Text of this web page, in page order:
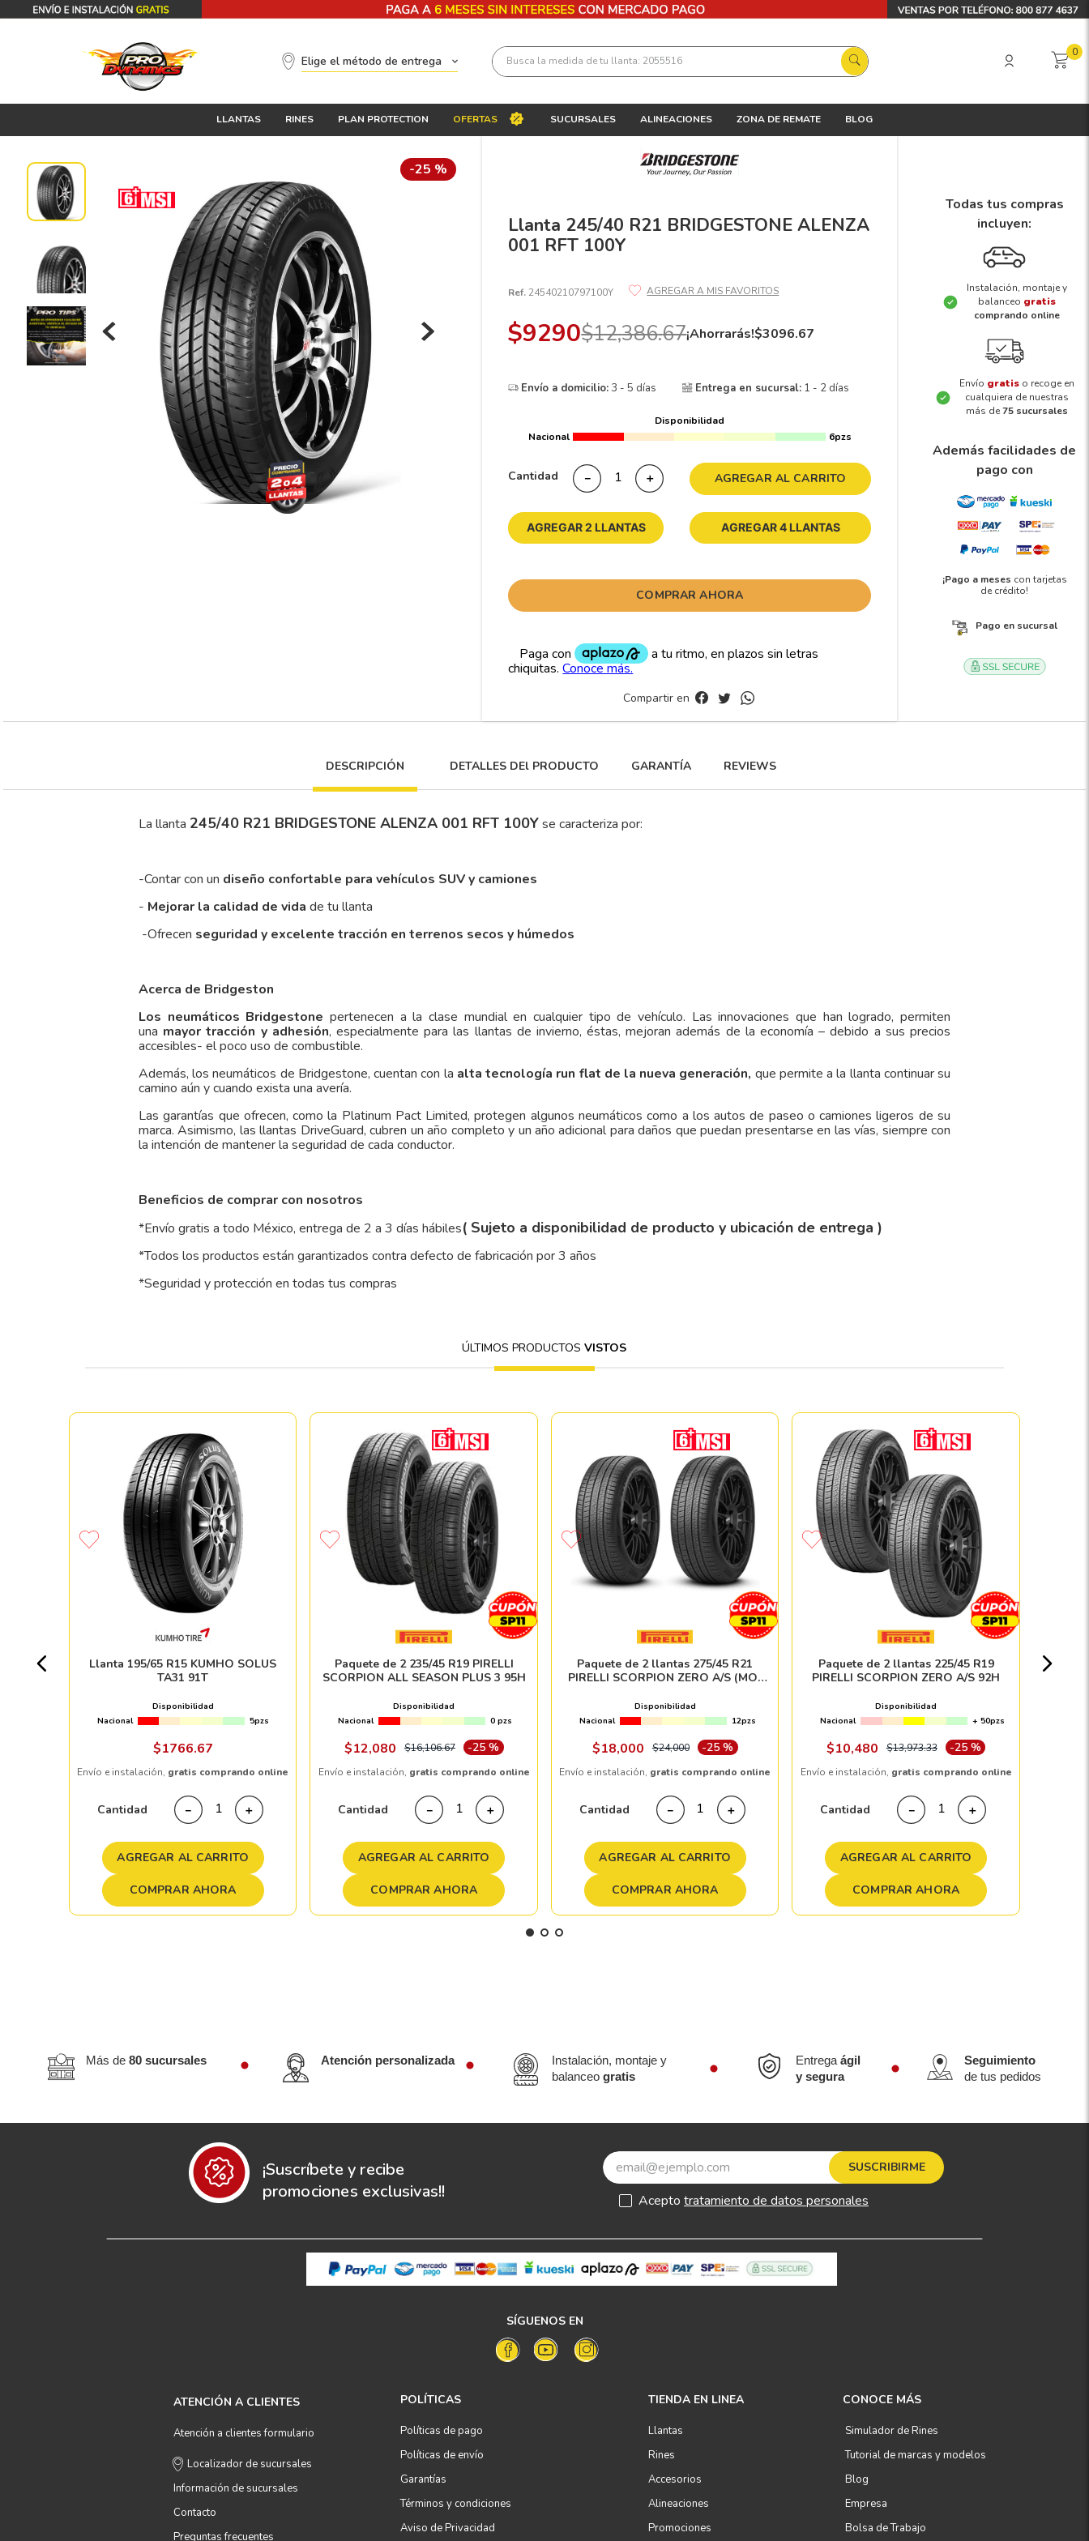
Elige el método de entrega Busca la medida de tu llanta: 2055516 0
LLANTAS RINES PLAN PROTECTION OFERTAS SUCURSALES ALINEACIONES ZONA DE REMATE BLOG
-25 %
Llanta 245/40 R21 BRIDGESTONE ALENZA
001 RFT 100Y
Ref. 24540210797100Y
$9290$12,386.67¡Ahorrarás!$3096.67
Envío a domicilio:3 - 5 días Entrega en sucursal: 1 - 2 días
Disponibilidad
Nacional
6pzs
Cantidad ＋
－ AGREGAR AL CARRITO
AGREGAR 2 LLANTAS AGREGAR 4 LLANTAS
COMPRAR AHORA
Compartir en
Todas tus compras
incluyen:
Instalación, montaje y
balanceo gratis
comprando online
Envío gratis o recoge en
cualquiera de nuestras
más de75 sucursales
Además facilidades de
pago con
¡Pago a meses con tarjetas
de crédito!
Pago en sucursal
DESCRIPCIÓN DETALLES DEl PRODUCTO GARANTÍA REVIEWS
La llanta 245/40 R21 BRIDGESTONE ALENZA 001 RFT 100Yse caracteriza por:
-Contar con un diseño confortable para vehículos SUV y camiones
- Mejorar la calidad de vida de tu llanta
-Ofrecen seguridad y excelente tracción en terrenos secos y húmedos
Acerca de Bridgeston
Los neumáticos Bridgestone pertenecen a la clase mundial en cualquier tipo de vehículo. Las innovaciones que han logrado, permiten
una mayor tracción y adhesión, especialmente para las llantas de invierno, éstas, mejoran además de la economía – debido a sus precios
accesibles- el poco uso de combustible.
Además, los neumáticos de Bridgestone, cuentan con la alta tecnología run flat de la nueva generación, que permite a la llanta continuar su
camino aún y cuando exista una avería.
Las garantías que ofrecen, como la Platinum Pact Limited, protegen algunos neumáticos como a los autos de paseo o camiones ligeros de su
marca. Asimismo, las llantas DriveGuard, cubren un año completo y un año adicional para daños que puedan presentarse en las vías, siempre con
la intención de mantener la seguridad de cada conductor.
Beneficios de comprar con nosotros
*Envío gratis a todo México, entrega de 2 a 3 días hábiles( Sujeto a disponibilidad de producto y ubicación de entrega )
*Todos los productos están garantizados contra defecto de fabricación por 3 años
*Seguridad y protección en todas tus compras
ÚLTIMOS PRODUCTOSVISTOS
Llanta 195/65 R15 KUMHO SOLUS
TA31 91T
Disponibilidad
Nacional
5pzs
$1766.67
Envío e instalación, gratis comprando online
Cantidad ＋
－
AGREGAR AL CARRITO
COMPRAR AHORA
Paquete de 2 235/45 R19 PIRELLI
SCORPION ALL SEASON PLUS 3 95H
Disponibilidad
Nacional
0 pzs
$12,080 $16,106.67 -25 %
Envío e instalación, gratis comprando online
Cantidad ＋
－
AGREGAR AL CARRITO
COMPRAR AHORA
Paquete de 2 llantas 275/45 R21
PIRELLI SCORPION ZERO A/S (MO-
Disponibilidad
Nacional
12pzs
$18,000 $24,000 -25 %
Envío e instalación, gratis comprando online
Cantidad ＋
－
AGREGAR AL CARRITO
COMPRAR AHORA
Paquete de 2 llantas 225/45 R19
PIRELLI SCORPION ZERO A/S 92H
Disponibilidad
Nacional
+ 50pzs
$10,480 $13,973.33 -25 %
Envío e instalación, gratis comprando online
Cantidad ＋
－
AGREGAR AL CARRITO
COMPRAR AHORA
Más de 80 sucursales Atención personalizada
Instalación, montaje y
balanceogratis
Entregaágil
y segura
Seguimiento
de tus pedidos
¡Suscríbete y recibe
promociones exclusivas!!
SUSCRIBIRME
Acepto tratamiento de datos personales
SÍGUENOS EN
ATENCIÓN A CLIENTES
Atención a clientes formulario
Localizador de sucursales
Información de sucursales
Contacto
Preguntas frecuentes
POLÍTICAS
Políticas de pago
Políticas de envío
Garantías
Términos y condiciones
Aviso de Privacidad
TIENDA EN LINEA
Llantas
Rines
Accesorios
Alineaciones
Promociones
CONOCE MÁS
Simulador de Rines
Tutorial de marcas y modelos
Blog
Empresa
Bolsa de Trabajo
Términos más buscados
195 65 15